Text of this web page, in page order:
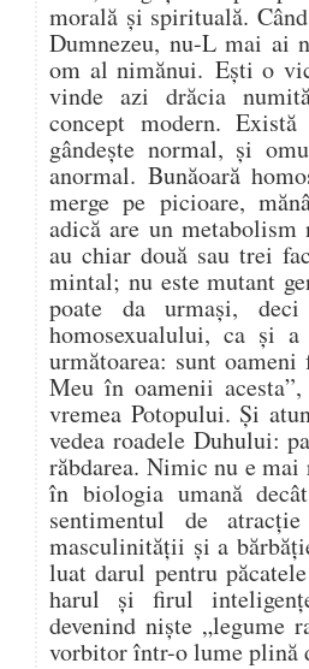
morală și spirituală.
Dumnezeu, nu-L mai ai
om al nimănui. Ești o
vinde azi drăcia
concept modern.
gândește normal, și
anormal. Bunăoară
merge pe picioare,
adică are un
au chiar două sau trei
mintal; nu este mutant
poate da urmași,
homosexualului, ca și
următoarea: sunt
Meu în oamenii
vremea Potopului. Și
vedea roadele Duhului:
răbdarea. Nimic nu e
în biologia umană
sentimentul de
masculinității și a
luat darul pentru
harul și firul
devenind niște „legume
vorbitor într-o lume plină